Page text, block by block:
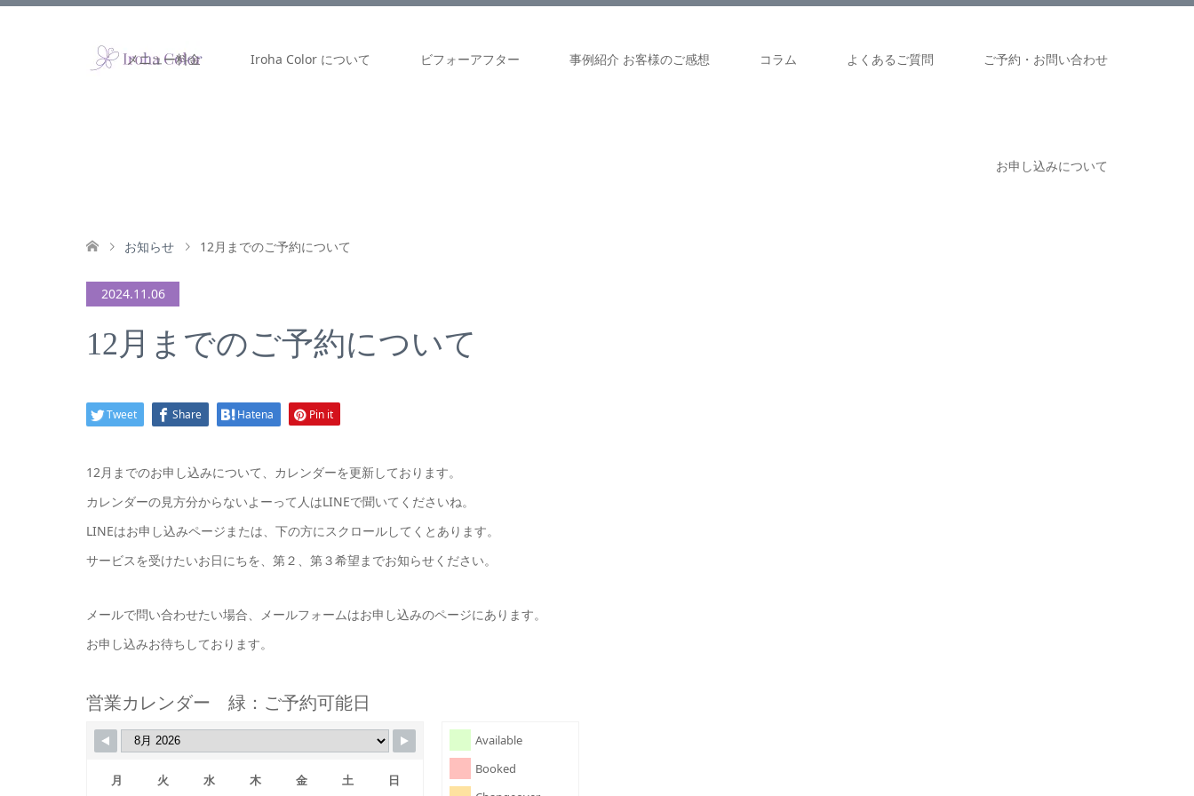
メニュー料金 Iroha Color について ビフォーアフター 事例紹介 お客様のご感想 コラム よくあるご質問 ご予約・お問い合わせ
お申し込みについて
お知らせ 12月までのご予約について
2024.11.06
12月までのご予約について
Tweet Share Hatena Pin it
12月までのお申し込みについて、カレンダーを更新しております。
カレンダーの見方分からないよーって人はLINEで聞いてくださいね。
LINEはお申し込みページまたは、下の方にスクロールしてくとあります。
サービスを受けたいお日にちを、第２、第３希望までお知らせください。
メールで問い合わせたい場合、メールフォームはお申し込みのページにあります。
お申し込みお待ちしております。
営業カレンダー 緑：ご予約可能日
Available
Booked
月 火 水 木 金 土 日